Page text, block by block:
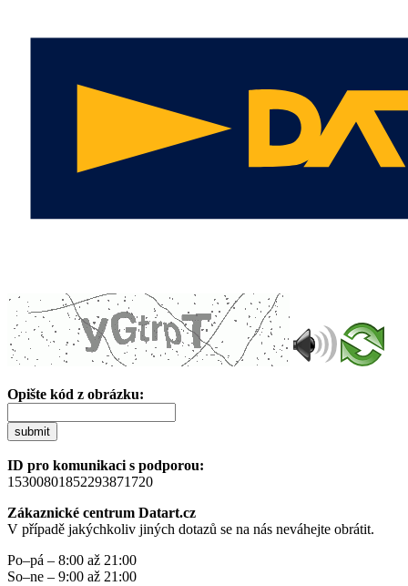
Opište kód z obrázku:
submit
ID pro komunikaci s podporou:
15300801852293871720
Zákaznické centrum Datart.cz
V případě jakýchkoliv jiných dotazů se na nás neváhejte obrátit.
Po–pá – 8:00 až 21:00
So–ne – 9:00 až 21:00